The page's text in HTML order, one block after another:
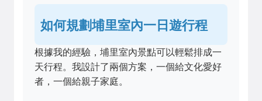
如何規劃埔里室內一日遊行程
根據我的經驗，埔里室內景點可以輕鬆排成一
天行程。我設計了兩個方案，一個給文化愛好
者，一個給親子家庭。